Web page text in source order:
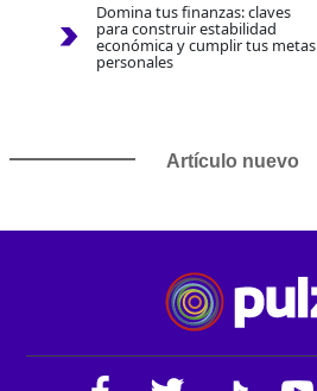
Domina tus finanzas: claves
para construir estabilidad
económica y cumplir tus metas
personales
Artículo nuevo